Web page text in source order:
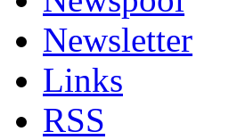
Newsletter
Links
RSS